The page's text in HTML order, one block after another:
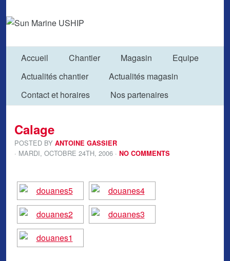
Accueil Chantier Magasin
Equipe
Actualités chantier
Actualités magasin
Contact et horaires
Nos partenaires
Calage
POSTED BY ANTOINE GASSIER
· MARDI, OCTOBRE 24TH, 2006 · NO COMMENTS